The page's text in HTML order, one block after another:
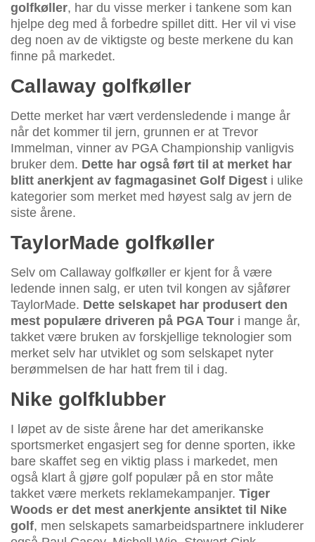
golfkøller, har du visse merker i tankene som kan
hjelpe deg med å forbedre spillet ditt. Her vil vi vise
deg noen av de viktigste og beste merkene du kan
finne på markedet.
Callaway golfkøller
Dette merket har vært verdensledende i mange år
når det kommer til jern, grunnen er at Trevor
Immelman, vinner av PGA Championship vanligvis
bruker dem. Dette har også ført til at merket har
blitt anerkjent av fagmagasinet Golf Digest i ulike
kategorier som merket med høyest salg av jern de
siste årene.
TaylorMade golfkøller
Selv om Callaway golfkøller er kjent for å være
ledende innen salg, er uten tvil kongen av sjåfører
TaylorMade. Dette selskapet har produsert den
mest populære driveren på PGA Tour i mange år,
takket være bruken av forskjellige teknologier som
merket selv har utviklet og som selskapet nyter
berømmelsen de har hatt frem til i dag.
Nike golfklubber
I løpet av de siste årene har det amerikanske
sportsmerket engasjert seg for denne sporten, ikke
bare skaffet seg en viktig plass i markedet, men
også klart å gjøre golf populær på en stor måte
takket være merkets reklamekampanjer. Tiger
Woods er det mest anerkjente ansiktet til Nike
golf, men selskapets samarbeidspartnere inkluderer